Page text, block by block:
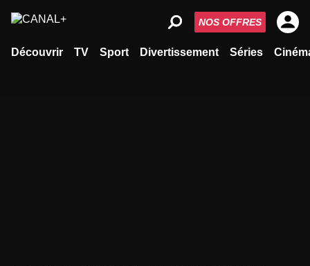
Découvrir TV Sport Divertissement Séries
NOS OFFRES